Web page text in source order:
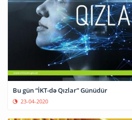
Bu gün “İKT-də Qızlar” Günüdür
23-04-2020